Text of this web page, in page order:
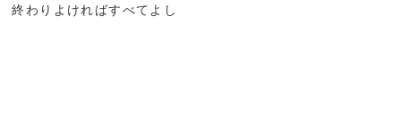
終わりよければすべてよし